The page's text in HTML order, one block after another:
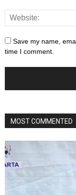
Save my name,
time I comment.
MOST COMMENTED